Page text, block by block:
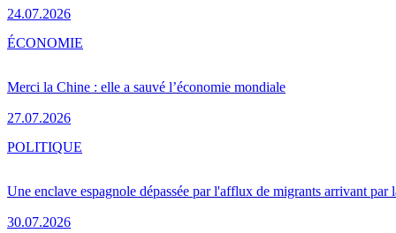
24.07.2026
Merci la Chine : elle a sauvé l’économie mondiale
27.07.2026
ÉCONOMIE
Une enclave espagnole dépassée par l'afflux de migrants arrivant par
30.07.2026
POLITIQUE